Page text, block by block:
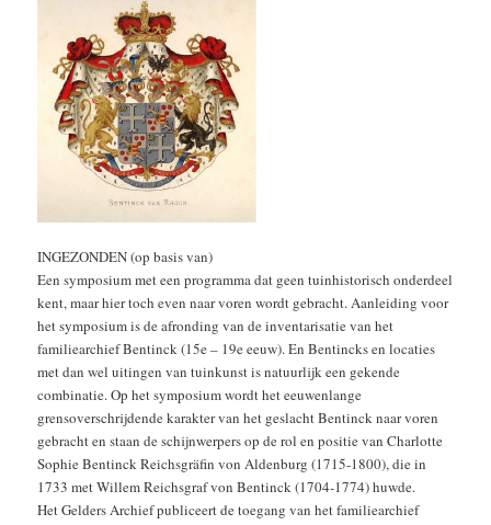
INGEZONDEN (op basis van)
Een symposium met een programma dat geen tuinhistorisch onderdeel
kent, maar hier toch even naar voren wordt gebracht. Aanleiding voor
het symposium is de afronding van de inventarisatie van het
familiearchief Bentinck (15e – 19e eeuw). En Bentincks en locaties
met dan wel uitingen van tuinkunst is natuurlijk een gekende
combinatie. Op het symposium wordt het eeuwenlange
grensoverschrijdende karakter van het geslacht Bentinck naar voren
gebracht en staan de schijnwerpers op de rol en positie van Charlotte
Sophie Bentinck Reichsgräfin von Aldenburg (1715-1800), die in
1733 met Willem Reichsgraf von Bentinck (1704-1774) huwde.
Het Gelders Archief publiceert de toegang van het familiearchief